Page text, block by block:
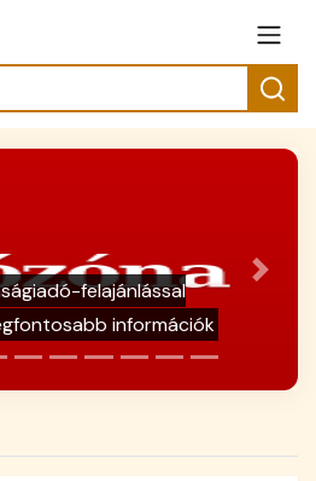
kutyameleg - házi
cédelme
Next